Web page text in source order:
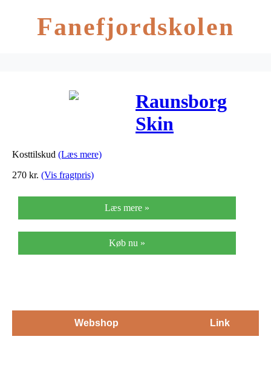
Fanefjordskolen
Raunsborg
Skin
Kosttilskud (Læs mere)
270 kr. (Vis fragtpris)
Læs mere »
Køb nu »
Webshop Link